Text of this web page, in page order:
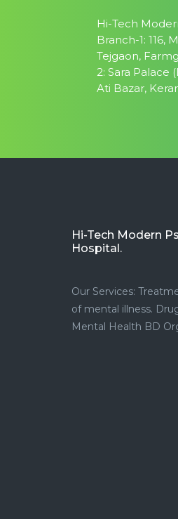
Hi-Tech
Branch-1: 116,
Tejgaon,
2: Sara Palace
Ati Bazar,
Hi-Tech Modern
Hospital.
Our Services:
of mental illness.
Mental Health BD